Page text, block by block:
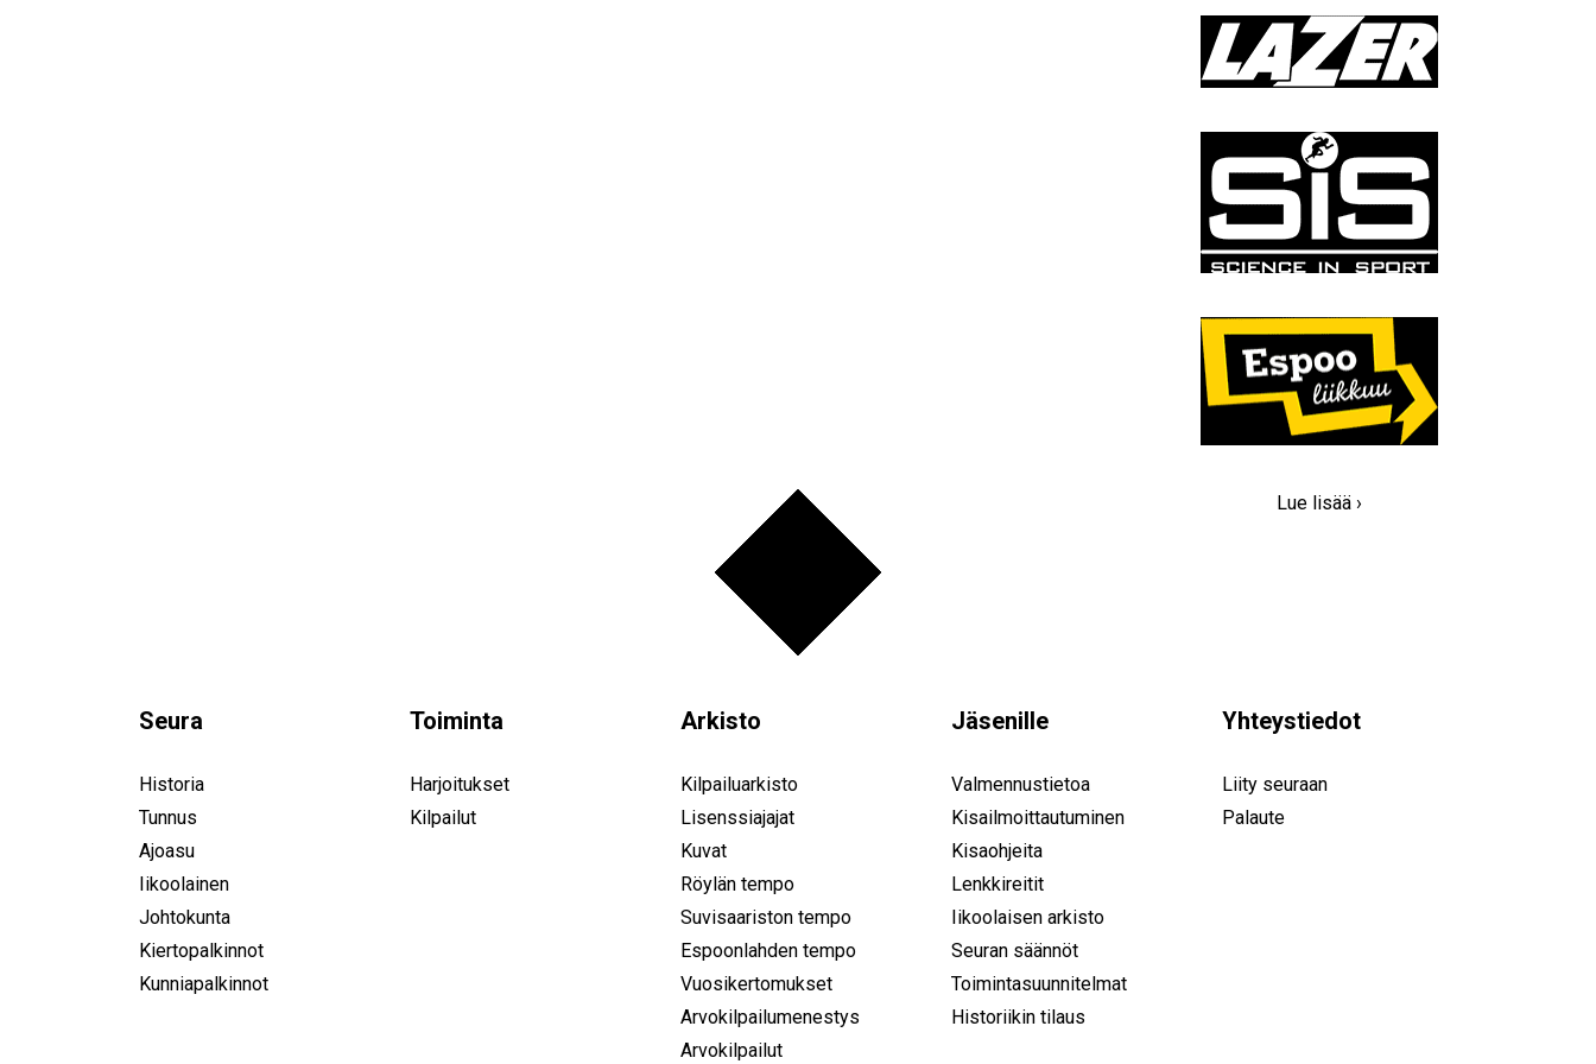
Lue lisää ›
Seura
Historia
Tunnus
Ajoasu
Iikoolainen
Johtokunta
Kiertopalkinnot
Kunniapalkinnot
Toiminta
Harjoitukset
Kilpailut
Arkisto
Kilpailuarkisto
Lisenssiajajat
Kuvat
Röylän tempo
Suvisaariston tempo
Espoonlahden tempo
Vuosikertomukset
Arvokilpailumenestys
Arvokilpailut
Jäsenille
Valmennustietoa
Kisailmoittautuminen
Kisaohjeita
Lenkkireitit
Iikoolaisen arkisto
Seuran säännöt
Toimintasuunnitelmat
Historiikin tilaus
Yhteystiedot
Liity seuraan
Palaute